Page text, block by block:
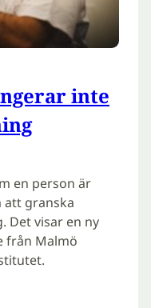
inte
en person är
att granska
Det visar en ny
från Malmö